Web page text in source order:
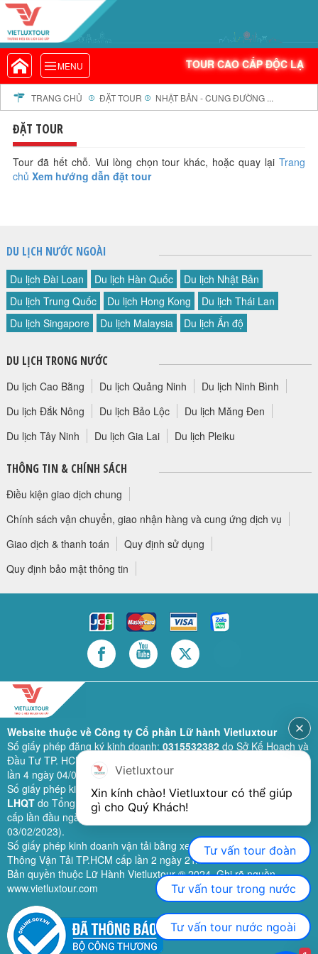
MENU TOUR CAO CẤP ĐỘC LẠ
VIETLUXTOUR.COM
TOUR CAO CẤP ĐỘC LẠ
TOUR TRONG NƯỚC
TOUR NƯỚC NGOÀI
TOUR KHỞI HÀNH TỪ HÀ NỘI
TOUR KHỞI HÀNH TỪ ĐÀ NẴNG
TOUR KHỞI HÀNH TỪ CẦN THƠ
TOUR ĐOÀN - M.I.C.E
GIỚI THIỆU
PROFILE EN
THƯ KHEN VIETLUXTOUR
HỘP THƯ GÓP Ý
PROFILE HƯỚNG DẪN VIÊN
TRANG CHỦ ĐẶT TOUR NHẬT BẢN - CUNG ĐƯỜNG ...
ĐẶT TOUR
Tour đã hết chỗ. Vui lòng chọn tour khác, hoặc quay lạiTrang
chủ Xem hướng dẫn đặt tour
DU LỊCH NƯỚC NGOÀI
Du lịch Đài Loan Du lịch Hàn Quốc
Du lịch Nhật Bản
Du lịch Trung Quốc
Du lịch Hong Kong
Du lịch Thái Lan
Du lịch Singapore
Du lịch Malaysia Du lịch Ấn độ
DU LỊCH TRONG NƯỚC
Du lịch Cao Bằng Du lịch Quảng Ninh
Du lịch Ninh Bình
Du lịch Đắk Nông
Du lịch Bảo Lộc
Du lịch Măng Đen
Du lịch Tây Ninh
Du lịch Gia Lai Du lịch Pleiku
THÔNG TIN & CHÍNH SÁCH
Điều kiện giao dịch chung
Chính sách vận chuyển, giao nhận hàng và cung ứng dịch vụ
Giao dịch & thanh toán
Quy định sử dụng
Quy định bảo mật thông tin
Website thuộc về Công ty Cổ phần Lữ hành Vietluxtour
Số giấy phép đăng ký kinh doanh: 0315532382do Sở Kế Hoạch và
Đầu Tư TP. HCM cấp lần đầu ngày 28/02/2019 (sửa đổi bổ sung
lần 4 ngày 04/06/2024).
Số giấy phép kinh doanh lữ hành quốc tế:79-1111/2019/TCDL-GP
LHQTdo Tổng Cục Du Lịch (nay là Cục Du lịch quốc gia Việt Nam)
cấp lần đầu ngày 26/09/2019 (sửa đổi, bổ sung lần 3 ngày
03/02/2023).
Số giấy phép kinh doanh vận tải bằng xe ô tô:11924do Sở Giao
Thông Vận Tải TP.HCM cấp lần 2 ngày 21/02/2023.
Bản quyền thuộc Lữ Hành Vietluxtour ® 2024. Ghi rõ nguồn
www.vietluxtour.com
Vietluxtour
Xin kính chào! Vietluxtour có thể giúp
gì cho Quý Khách!
Tư vấn tour đoàn
Tư vấn tour trong nước
Tư vấn tour nước ngoài